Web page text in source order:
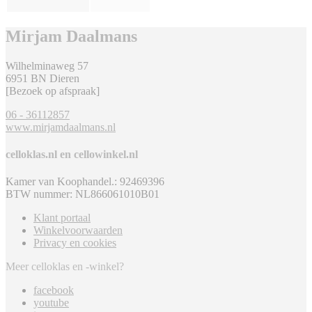
Mirjam Daalmans
Wilhelminaweg 57
6951 BN Dieren
[Bezoek op afspraak]
06 - 36112857
www.mirjamdaalmans.nl
celloklas.nl en cellowinkel.nl
Kamer van Koophandel.: 92469396
BTW nummer: NL866061010B01
Klant portaal
Winkelvoorwaarden
Privacy en cookies
Meer celloklas en -winkel?
facebook
youtube